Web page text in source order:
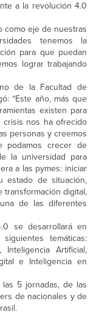
a la revolución 4.0
como eje de nuestras
tenemos la
para que puedan
lograr trabajando
de la Facultad de
“Este año, más que
existen para
nos ha ofrecido
personas y creemos
podamos crecer de
la universidad para
a las pymes: iniciar
de situación,
transformación digital,
de las diferentes
se desarrollará en
temáticas:
Inteligencia Artificial,
e Inteligencia en
5 jornadas, de las
de nacionales y de